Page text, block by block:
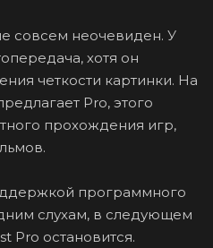
совсем неочевиден. У
хотя он
четкости картинки. На
Pro, этого
прохождения игр,
программного
слухам, в следующем
Pro остановится.